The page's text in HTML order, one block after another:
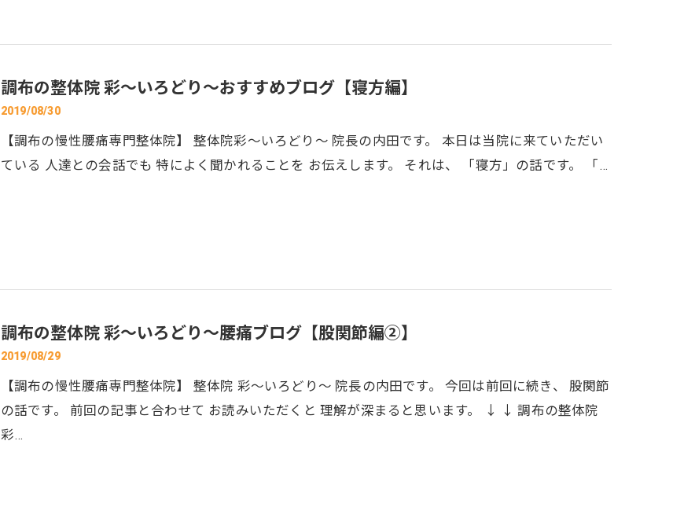
調布の整体院 彩～いろどり～おすすめブログ【寝方編】
2019/08/30
【調布の慢性腰痛専門整体院】 整体院彩～いろどり～ 院長の内田です。 本日は当院に来ていただい
ている 人達との会話でも 特によく聞かれることを お伝えします。 それは、 「寝方」の話です。 「…
調布の整体院 彩～いろどり～腰痛ブログ【股関節編②】
2019/08/29
【調布の慢性腰痛専門整体院】 整体院 彩～いろどり～ 院長の内田です。 今回は前回に続き、 股関節
の話です。 前回の記事と合わせて お読みいただくと 理解が深まると思います。 ↓ ↓ 調布の整体院
彩…